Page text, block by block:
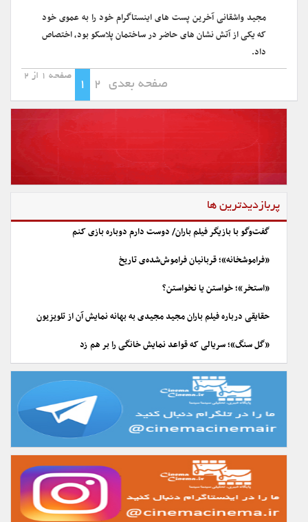
مجید واشقانی آخرین پست های اینستاگرام خود را به عموی خود
که یکی از آتش نشان های حاضر در ساختمان پلاسکو بود، اختصاص
داد.
صفحه 1 از 2
1 2 صفحه بعدی
پربازدیدترین ها
گفت‌وگو با بازیگر فیلم باران/ دوست دارم دوباره بازی کنم
«فراموشخانه»؛ قربانیان فراموش‌شده‌ی تاریخ
«استخر»؛ خواستن یا نخواستن؟
حقایقی درباره فیلم باران مجید مجیدی به بهانه نمایش آن از تلویزیون
«گل سنگ»؛ سریالی که قواعد نمایش خانگی را بر هم زد